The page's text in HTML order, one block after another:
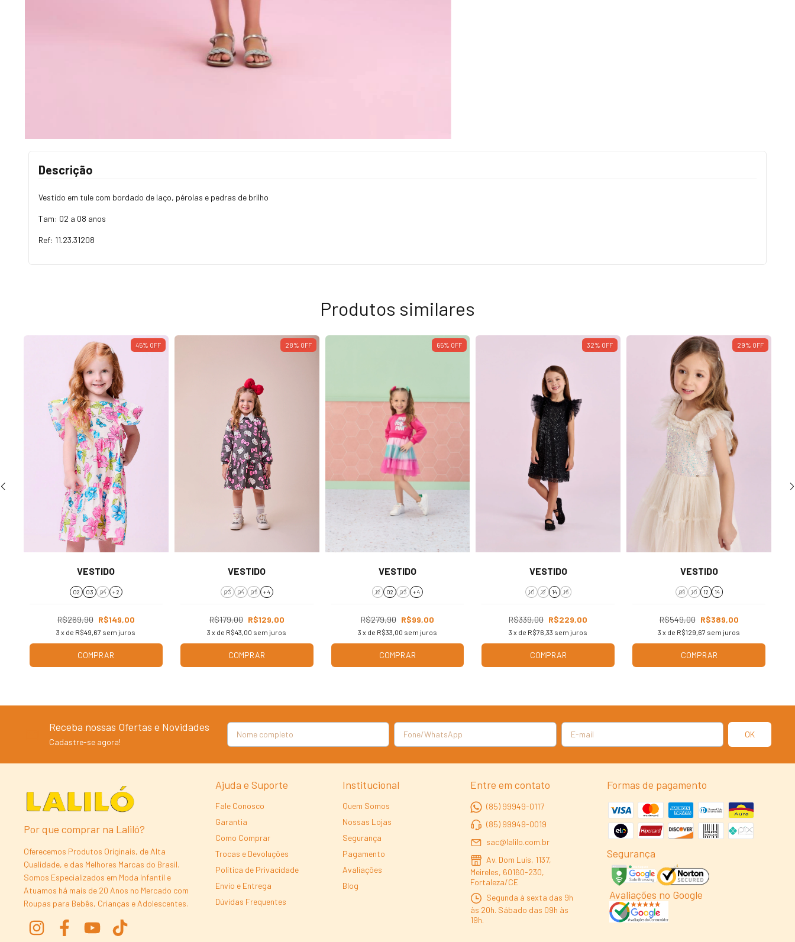
Descrição
Vestido em tule com bordado de laço, pérolas e pedras de brilho
Tam: 02 a 08 anos
Ref: 11.23.31208
Produtos similares
45% OFF
VESTIDO
02 03 04 + 2
R$269,90 R$149,00
3 x de R$49,67 sem juros
COMPRAR
28% OFF
VESTIDO
03 04 06 + 4
R$179,00 R$129,00
3 x de R$43,00 sem juros
COMPRAR
65% OFF
VESTIDO
12 02 03 + 4
R$279,90 R$99,00
3 x de R$33,00 sem juros
COMPRAR
32% OFF
VESTIDO
10 12 14 16
R$339,00 R$229,00
3 x de R$76,33 sem juros
COMPRAR
29% OFF
VESTIDO
08 10 12 14
R$549,00 R$389,00
3 x de R$129,67 sem juros
COMPRAR
Receba nossas Ofertas e Novidades
Cadastre-se agora!
Por que comprar na Laliló?
Oferecemos Produtos Originais, de Alta
Qualidade, e das Melhores Marcas do Brasil.
Somos Especializados em Moda Infantil e
Atuamos há mais de 20 Anos no Mercado com
Roupas para Bebês, Crianças e Adolescentes.
Ajuda e Suporte
Fale Conosco
Garantia
Como Comprar
Trocas e Devoluções
Política de Privacidade
Envio e Entrega
Dúvidas Frequentes
Institucional
Quem Somos
Nossas Lojas
Segurança
Pagamento
Avaliações
Blog
Entre em contato
(85) 99949-0117
(85) 99949-0019
sac@lalilo.com.br
Av. Dom Luís, 1137,
Meireles, 60160-230,
Fortaleza/CE
Segunda à sexta das 9h
às 20h. Sábado das 09h às
19h.
Formas de pagamento
Segurança
Avaliações no Google